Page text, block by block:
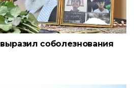
соболезнования